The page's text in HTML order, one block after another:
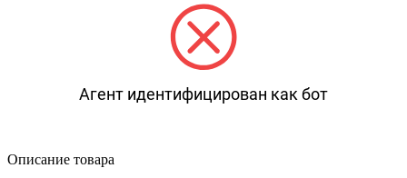
Агент идентифицирован как бот
Описание товара